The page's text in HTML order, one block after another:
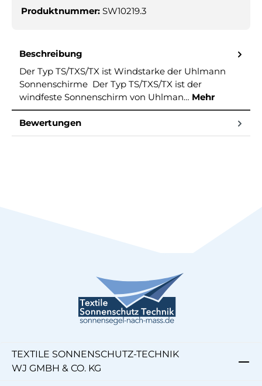
Produktnummer: SW10219.3
Beschreibung
Der Typ TS/TXS/TX ist Windstarke der Uhlmann
Sonnenschirme Der Typ TS/TXS/TX ist der
windfeste Sonnenschirm von Uhlman… Mehr
Bewertungen
TEXTILE SONNENSCHUTZ-TECHNIK
WJ GMBH & CO. KG